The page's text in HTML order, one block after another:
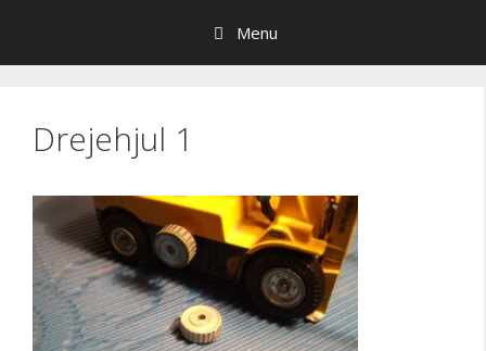
indhold
Menu
Drejehjul 1